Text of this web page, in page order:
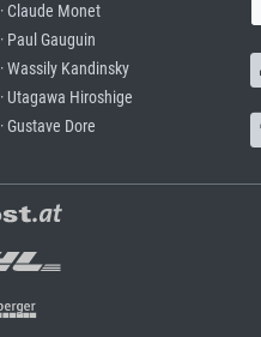
· Claude Monet
· Paul Gauguin
· Wassily Kandinsky
· Utagawa Hiroshige
· Gustave Dore